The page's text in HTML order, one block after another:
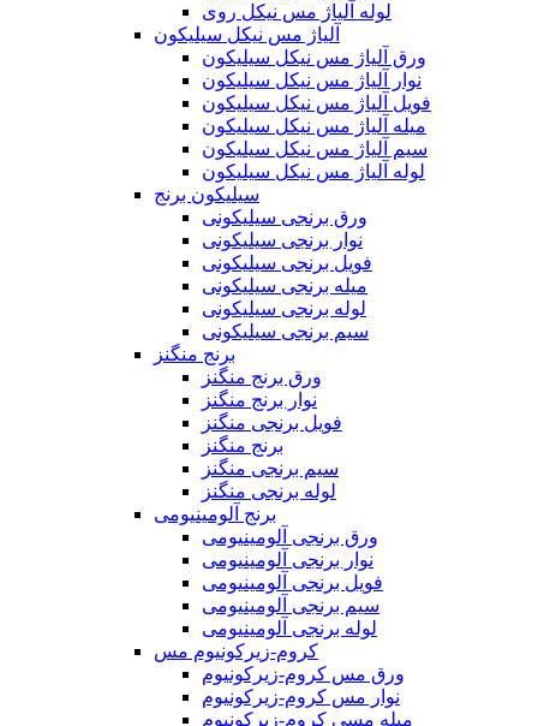
لوله آلیاژ مس نیکل روی
آلیاژ مس نیکل سیلیکون
ورق آلیاژ مس نیکل سیلیکون
نوار آلیاژ مس نیکل سیلیکون
فویل آلیاژ مس نیکل سیلیکون
میله آلیاژ مس نیکل سیلیکون
سیم آلیاژ مس نیکل سیلیکون
لوله آلیاژ مس نیکل سیلیکون
سیلیکون برنج
ورق برنجی سیلیکونی
نوار برنجی سیلیکونی
فویل برنجی سیلیکونی
میله برنجی سیلیکونی
لوله برنجی سیلیکونی
سیم برنجی سیلیکونی
برنج منگنز
ورق برنج منگنز
نوار برنج منگنز
فویل برنجی منگنز
برنج منگنز
سیم برنجی منگنز
لوله برنجی منگنز
برنج آلومینیومی
ورق برنجی آلومینیومی
نوار برنجی آلومینیومی
فویل برنجی آلومینیومی
سیم برنجی آلومینیومی
لوله برنجی آلومینیومی
کروم-زیرکونیوم مس
ورق مس کروم-زیرکونیوم
نوار مس کروم-زیرکونیوم
میله مسی کروم-زیرکونیوم